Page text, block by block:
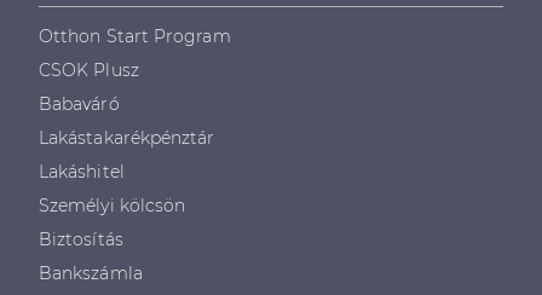
Otthon Start Program
CSOK Plusz
Babaváró
Lakástakarékpénztár
Lakáshitel
Személyi kölcsön
Biztosítás
Bankszámla